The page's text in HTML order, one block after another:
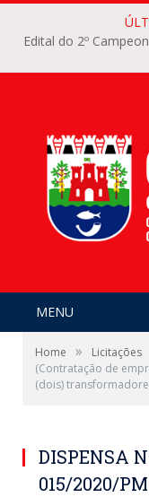
Edital do 2º
MENU
Home » Licitações
(Contratação de
(dois)
DISPENSA
015/2020/